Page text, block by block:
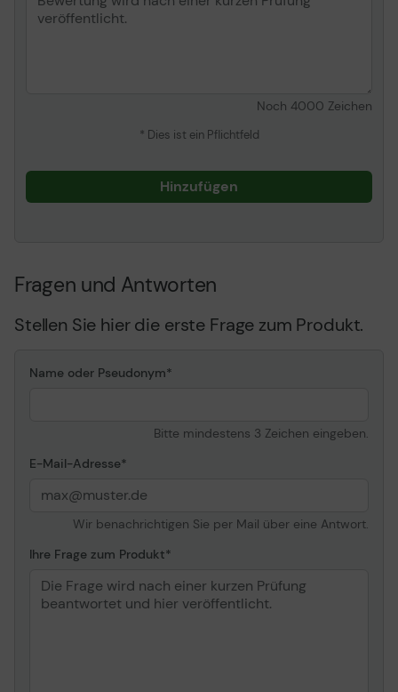
Noch 4000 Zeichen
* Dies ist ein Pflichtfeld
Hinzufügen
Fragen und Antworten
Stellen Sie hier die erste Frage zum Produkt.
Name oder Pseudonym
Bitte mindestens 3 Zeichen eingeben.
E-Mail-Adresse
Wir benachrichtigen Sie per Mail über eine Antwort.
Ihre Frage zum Produkt